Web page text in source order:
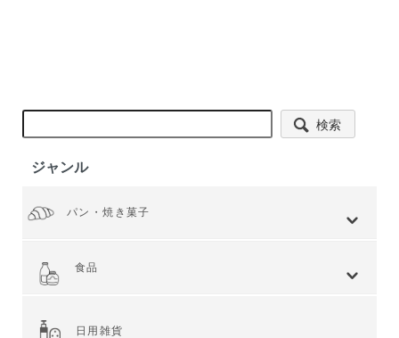
検索
ジャンル
パン・焼き菓子
食品
日用雑貨